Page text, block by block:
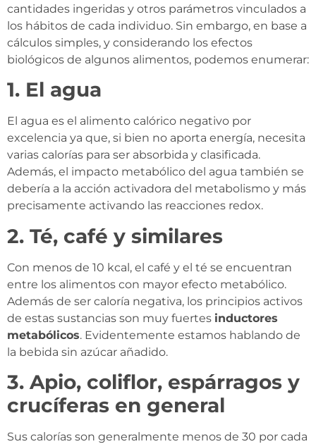
cantidades ingeridas y otros parámetros vinculados a
los hábitos de cada individuo. Sin embargo, en base a
cálculos simples, y considerando los efectos
biológicos de algunos alimentos, podemos enumerar:
1. El agua
El agua es el alimento calórico negativo por
excelencia ya que, si bien no aporta energía, necesita
varias calorías para ser absorbida y clasificada.
Además, el impacto metabólico del agua también se
debería a la acción activadora del metabolismo y más
precisamente activando las reacciones redox.
2. Té, café y similares
Con menos de 10 kcal, el café y el té se encuentran
entre los alimentos con mayor efecto metabólico.
Además de ser caloría negativa, los principios activos
de estas sustancias son muy fuertes inductores
metabólicos. Evidentemente estamos hablando de
la bebida sin azúcar añadido.
3. Apio, coliflor, espárragos y
crucíferas en general
Sus calorías son generalmente menos de 30 por cada